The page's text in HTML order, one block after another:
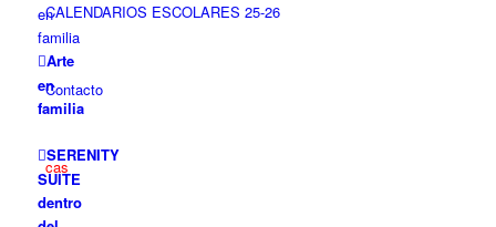
CALENDARIOS ESCOLARES 25-26
Contacto
cas
Arte
en
familia
SERENITY
SUITE
dentro